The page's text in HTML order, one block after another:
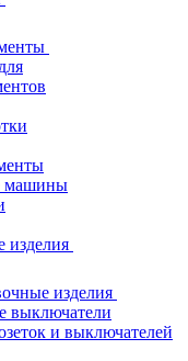
машины
изделия
изделия
выключатели
и выключателей